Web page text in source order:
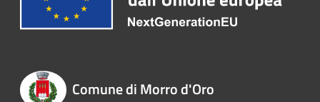
Comune di Morro d'Oro